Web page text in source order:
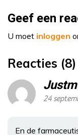
Geef een
U moet inloggen
Reacties (8)
24
En de